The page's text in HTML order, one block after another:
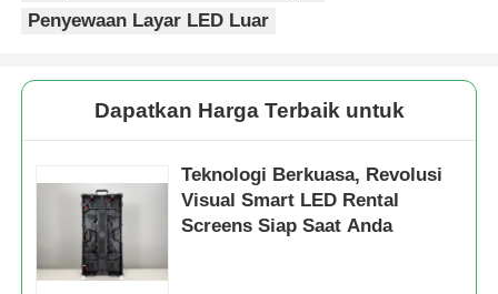
Penyewaan Layar LED Luar
Dapatkan Harga Terbaik untuk
Teknologi Berkuasa, Revolusi
Visual Smart LED Rental
Screens Siap Saat Anda